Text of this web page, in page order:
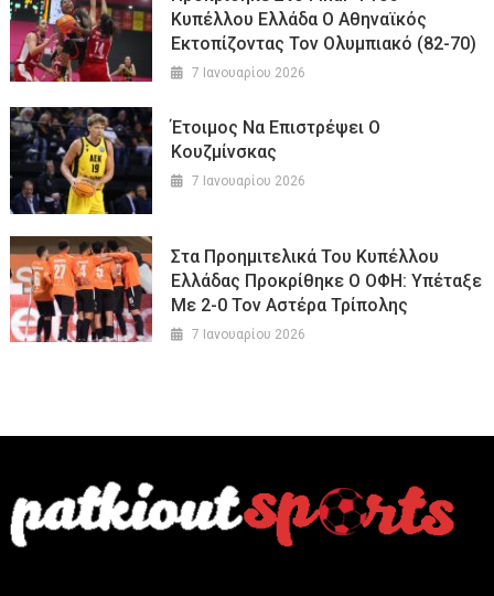
Κυπέλλου Ελλάδα Ο Αθηναϊκός
Εκτοπίζοντας Τον Ολυμπιακό (82-70)
7 Ιανουαρίου 2026
Έτοιμος Να Επιστρέψει Ο
Κουζμίνσκας
7 Ιανουαρίου 2026
Στα Προημιτελικά Του Κυπέλλου
Ελλάδας Προκρίθηκε Ο ΟΦΗ: Υπέταξε
Με 2-0 Τον Αστέρα Τρίπολης
7 Ιανουαρίου 2026